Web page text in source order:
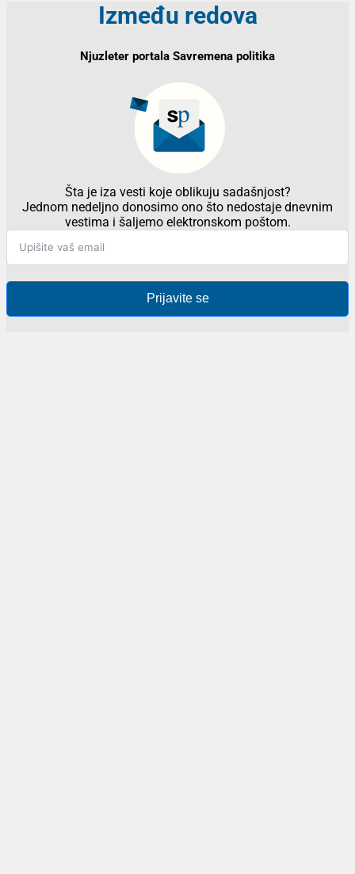
Između redova
Njuzleter portala Savremena politika
Šta je iza vesti koje oblikuju sadašnjost?
Jednom nedeljno donosimo ono što nedostaje dnevnim
vestima i šaljemo elektronskom poštom.
Prijavite se